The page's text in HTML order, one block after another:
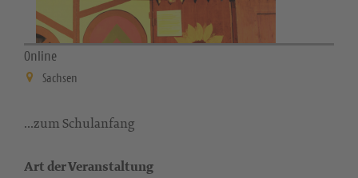
Online
Sachsen
...zum Schulanfang
Art der Veranstaltung